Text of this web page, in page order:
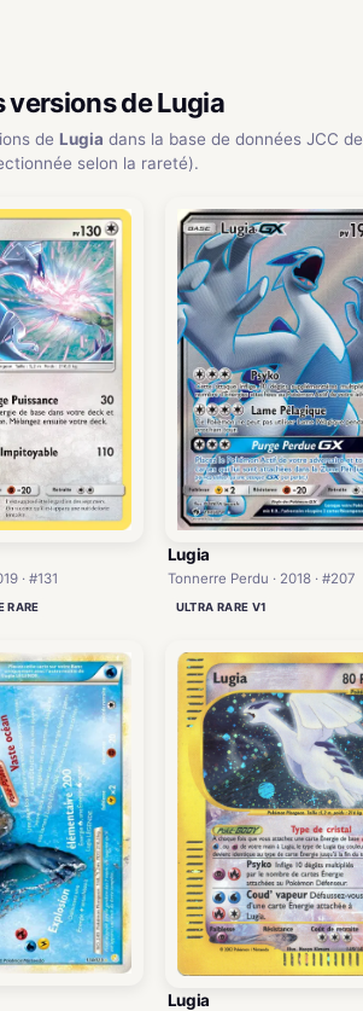
versions de Lugia
de Lugia dans la base de données JCC
selon la rareté).
· #131
RARE
Lugia
Tonnerre Perdu · 2018 · #207
ULTRA RARE V1
Lugia